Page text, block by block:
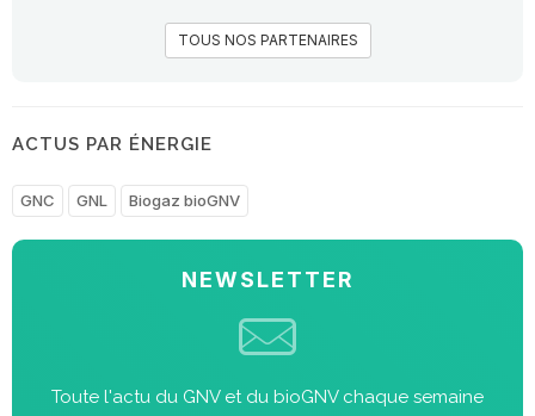
TOUS NOS PARTENAIRES
ACTUS PAR ÉNERGIE
GNC GNL Biogaz bioGNV
NEWSLETTER
Toute l'actu du GNV et du bioGNV chaque semaine